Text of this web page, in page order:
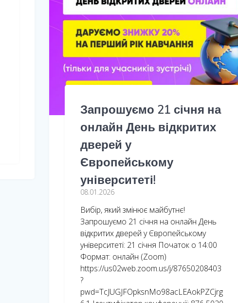
Запрошуємо 21 січня на
онлайн День відкритих
дверей у
Європейському
університеті!
08.01.2026
Вибір, який змінює майбутнє!
Запрошуємо 21 січня на онлайн День
відкритих дверей у Європейському
університеті: 21 січня Початок о 14:00
Формат: онлайн (Zoom)
https://us02web.zoom.us/j/87650208403
?
pwd=TcJUGJFOpksnMo98acLEAokPZCjrg